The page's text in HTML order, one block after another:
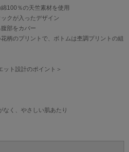
100％の天竺素材を使用
クが入ったデザイン
部をカバー
柄のプリントで、ボトムは杢調プリントの組
ット設計のポイント＞
なく、やさしい肌あたり